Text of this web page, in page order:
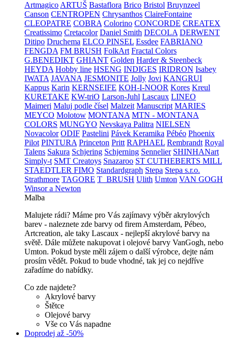
Artmagico ARTUŠ Bastaflora Brico Bristol Bruynzeel
Canson CENTROPEN Chrysanthos ClaireFontaine
CLEOPATRE COBRA Colorino CONCORDE CREATEX
Creatissimo Cretacolor Daniel Smith DECOLA DERWENT
Ditipo Druchema ELCO PINSEL Essdee FABRIANO
FENGDA FM BRUSH FolkArt Fractal Colors
G.BENEDIKT GHIANT Golden Harder & Steenbeck
HEYDA Hobby line HSENG INDIGES IRIDRON Isabey
IWATA JAVANA JESMONITE Jolly Jovi KANGRUI
Kappus Karin KERNSEIFE KOH-I-NOOR Kores Kreul
KURETAKE KW-triO Larson-Juhl Lascaux LINEO
Maimeri Maluj podle čísel Malzeit Manuscript MARIES
MEYCO Molotow MONTANA MTN - MONTANA
COLORS MUNGYO Nevskaya Palitra NIELSEN
Novacolor ODIF Pastelini Pávek Keramika Pébéo Phoenix
Pilot PINTURA Princeton Pritt RAPHAEL Rembrandt Royal
Talens Sakura Schjering Schjerning Sennelier SHINHANart
Simply-t SMT Creatoys Snazaroo ST CUTHEBERTS MILL
STAEDTLER FIMO Standardgraph Stepa Stepa s.r.o.
Strathmore TAGORE T_BRUSH Ulith Umton VAN GOGH
Winsor a Newton
Malba
Malujete rádi? Máme pro Vás zajímavy výběr akrylových
barev - naleznete zde barvy od firem Amsterdam, Pébeo,
Artcreation, ale taky Lascaux - nejlepší akrylové barvy na
světě. Dále můžete nakupovat i olejové barvy VanGogh, nebo
Umton. Pokud byste měli zájem o další výrobce, dejte nám
prosím vědět. Pokud to bude vhodné, tak jej co nejdříve
zařadíme do nabídky.
Co zde najdete?
Akrylové barvy
Štětce
Olejové barvy
Vše co Vás napadne
Doprodej až -50%